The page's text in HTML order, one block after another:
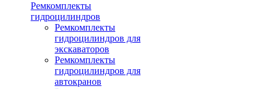
Ремкомплекты
гидроцилиндров
Ремкомплекты
гидроцилиндров для
экскаваторов
Ремкомплекты
гидроцилиндров для
автокранов